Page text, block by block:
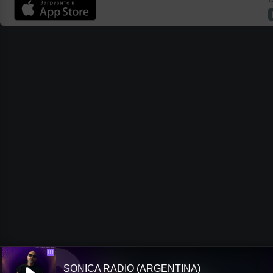
Ш
SONICA RADIO (ARGENTINA)